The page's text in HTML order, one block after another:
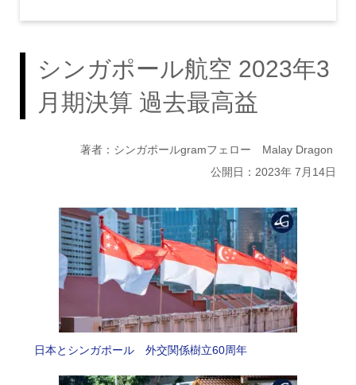
シンガポール航空 2023年3
月期決算 過去最高益
著者：シンガポールgramフェロー Malay Dragon
公開日：2023年 7月14日
日本とシンガポール 外交関係樹立60周年